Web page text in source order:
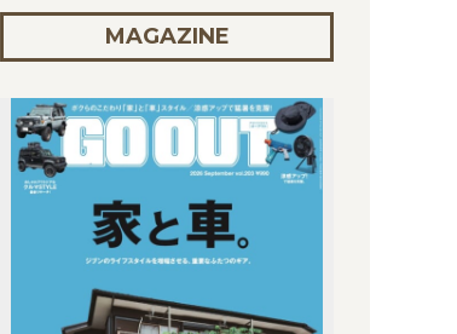
MAGAZINE